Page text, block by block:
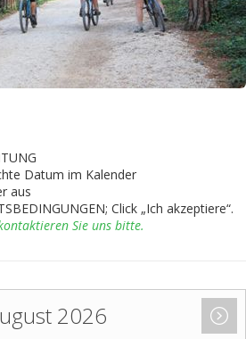
Datum im Kalender
aus
Click „Ich akzeptiere“.
Sie uns bitte.
2026